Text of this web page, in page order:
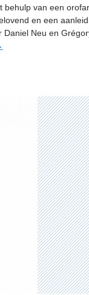
behulp van een
en een
Daniel Neu en